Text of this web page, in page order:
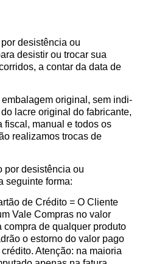
desistência ou
desistir ou trocar sua
a contar da data de
embalagem original, sem indi­
lacre original do fabricante,
fiscal, manual e todos os
realizamos trocas de
por desistência ou
seguinte forma:
de Crédito = O Cliente
Vale Compras no valor
compra de qualquer produto
o estorno do valor pago
Atenção: na maioria